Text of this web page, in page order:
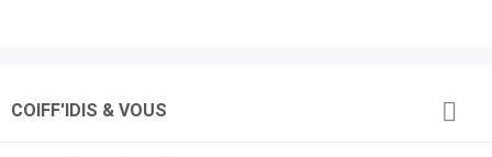
Des magasins
pensés pour
Retrait
magasin
Accessibilité
& proximité
COIFF'IDIS & VOUS 